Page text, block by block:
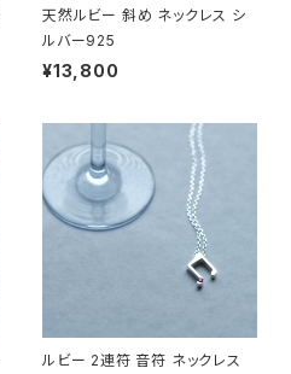
天然ルビー 斜め ネックレス シ
ルバー925
¥13,800
ルビー 2連符 音符 ネックレス